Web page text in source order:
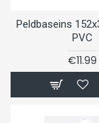
Peldbaseins
PVC
€11.99